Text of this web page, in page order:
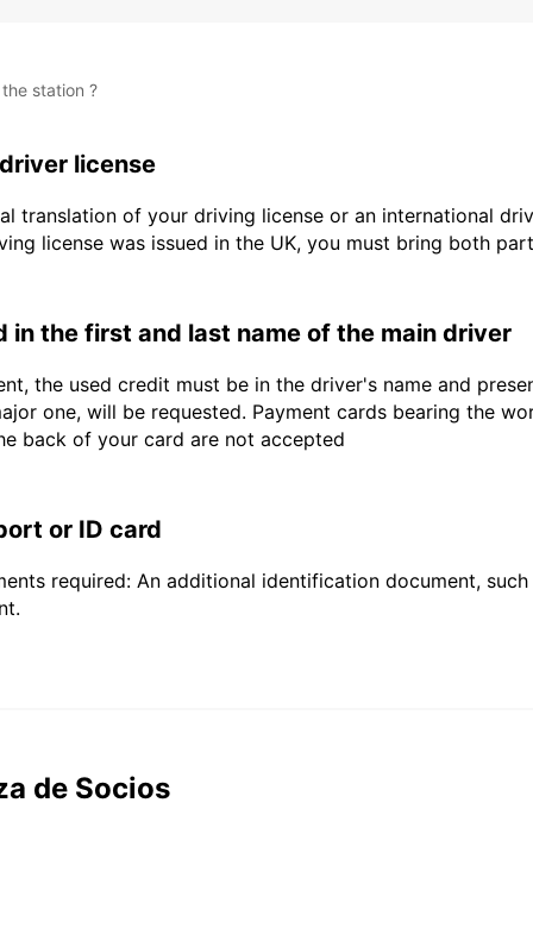
station ?
license
translation of your driving license or an international
license was issued in the UK, you must bring both
in the first and last name of the main driver
the used credit must be in the driver's name and
one, will be requested. Payment cards bearing the
back of your card are not accepted
or ID card
required: An additional identification document,
de Socios